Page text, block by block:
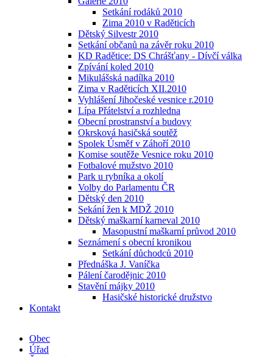
Setkání rodáků 2010
Zima 2010 v Raděticích
Dětský Silvestr 2010
Setkání občanů na závěr roku 2010
KD Radětice: DS Chrášťany - Dívčí válka
Zpívání koled 2010
Mikulášská nadílka 2010
Zima v Raděticích XII.2010
Vyhlášení Jihočeské vesnice r.2010
Lípa Přátelství a rozhledna
Obecní prostranství a budovy
Okrsková hasičská soutěž
Spolek Úsměf v Záhoří 2010
Komise soutěže Vesnice roku 2010
Fotbalové mužstvo 2010
Park u rybníka a okolí
Volby do Parlamentu ČR
Dětský den 2010
Sekání žen k MDŽ 2010
Dětský maškarní karneval 2010
Masopustní maškarní průvod 2010
Seznámení s obecní kronikou
Setkání důchodců 2010
Přednáška J. Vaníčka
Pálení čarodějnic 2010
Stavění májky 2010
Hasičské historické družstvo
Kontakt
Obec
Úřad